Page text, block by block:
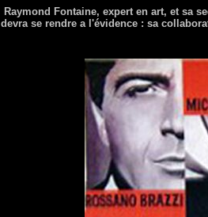
Raymond Fontaine, expert en art, et sa
devra se rendre a l'évidence : sa